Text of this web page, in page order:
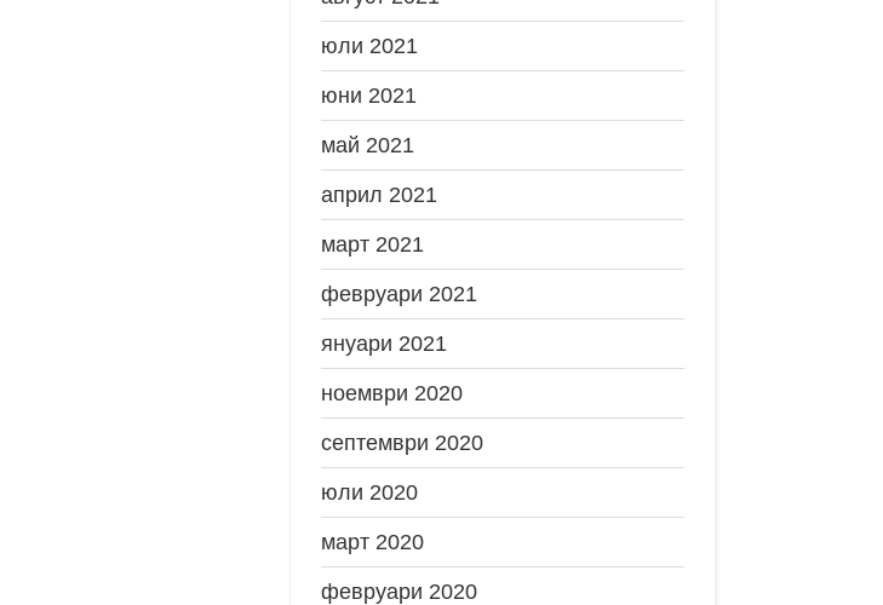
юли 2021
юни 2021
май 2021
април 2021
март 2021
февруари 2021
януари 2021
ноември 2020
септември 2020
юли 2020
март 2020
февруари 2020